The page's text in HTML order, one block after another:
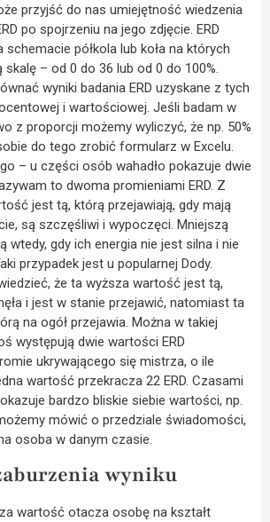
przyjść do nas umiejętność wiedzenia
po spojrzeniu na jego zdjęcie. ERD
schemacie półkola lub koła na których
– od 0 do 36 lub od 0 do 100%.
wyniki badania ERD uzyskane z tych
i wartościowej. Jeśli badam w
z proporcji możemy wyliczyć, że np. 50%
do tego zrobić formularz w Excelu.
– u części osób wahadło pokazuje dwie
to dwoma promieniami ERD. Z
jest tą, którą przejawiają, gdy mają
są szczęśliwi i wypoczęci. Mniejszą
wtedy, gdy ich energia nie jest silna i nie
przypadek jest u popularnej Dody.
że ta wyższa wartość jest tą,
i jest w stanie przejawić, natomiast ta
na ogół przejawia. Można w takiej
występują dwie wartości ERD
ukrywającego się mistrza, o ile
wartość przekracza 22 ERD. Czasami
bardzo bliskie siebie wartości, np.
mówić o przedziale świadomości,
osoba w danym czasie.
wyniku
wartość otacza osobę na kształt